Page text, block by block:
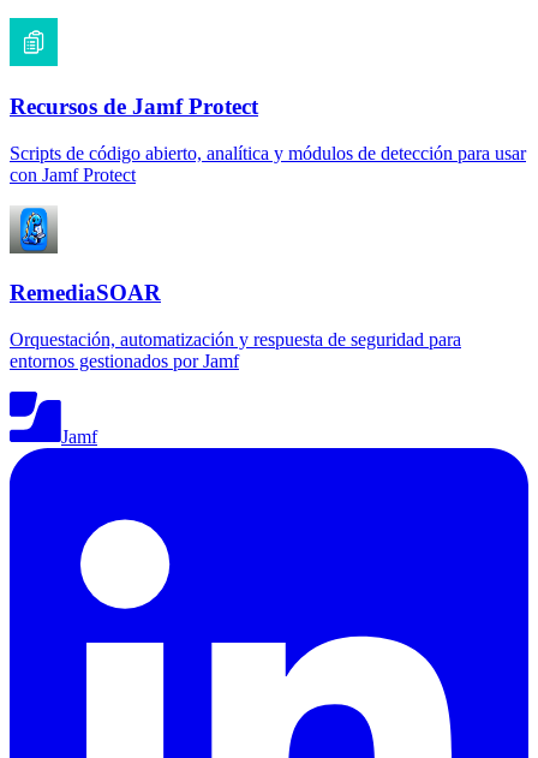
Recursos de Jamf Protect
Scripts de código abierto, analítica y módulos de detección para usar
con Jamf Protect
RemediaSOAR
Orquestación, automatización y respuesta de seguridad para
entornos gestionados por Jamf
Jamf